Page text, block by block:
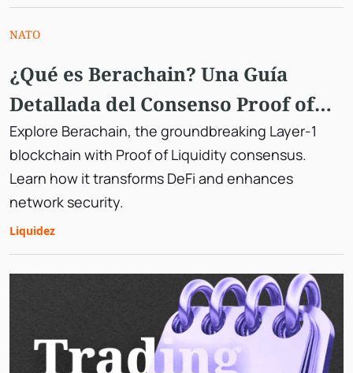
NATO
¿Qué es Berachain? Una Guía
Detallada del Consenso Proof of
Liquidity
Explore Berachain, the groundbreaking Layer-1
blockchain with Proof of Liquidity consensus.
Learn how it transforms DeFi and enhances
network security.
Liquidez